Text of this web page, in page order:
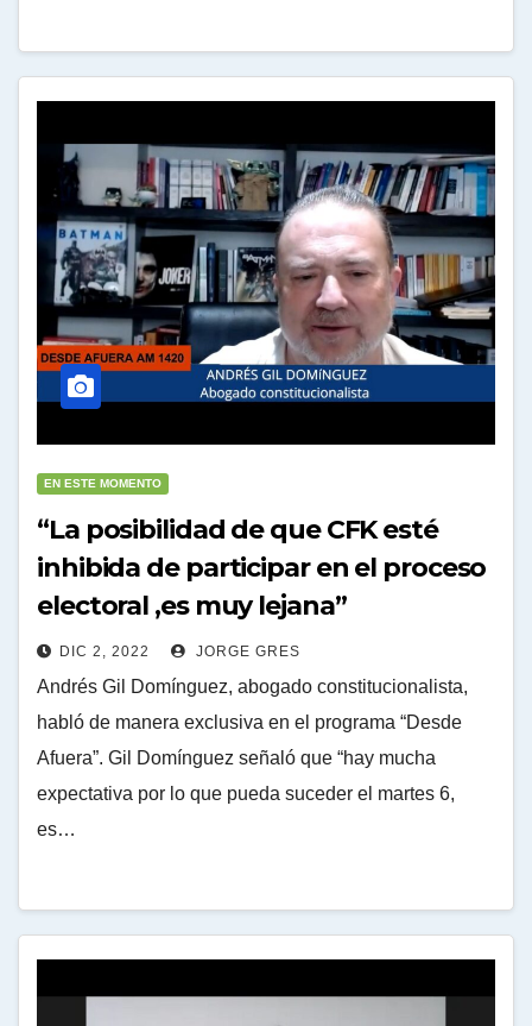
EN ESTE MOMENTO
“La posibilidad de que CFK esté
inhibida de participar en el proceso
electoral ,es muy lejana”
DIC 2, 2022 JORGE GRES
Andrés Gil Domínguez, abogado constitucionalista,
habló de manera exclusiva en el programa “Desde
Afuera”. Gil Domínguez señaló que “hay mucha
expectativa por lo que pueda suceder el martes 6,
es…